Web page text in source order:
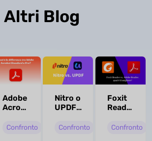
Altri Blog
Adobe
Acrobat
vs
Confronto
Nitro o
UPDF,
èConfronto
Foxit
Reader
Adobe
Confronto